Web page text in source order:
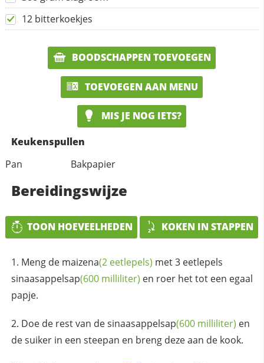
12 bitterkoekjes
BOODSCHAPPEN TOEVOEGEN
TOEVOEGEN AAN MENU
MIS JE NOG IETS?
Keukenspullen
Pan
Bakpapier
Bereidingswijze
TOON HOEVEELHEDEN KOKEN IN STAPPEN
Meng de maizena(2 eetlepels) met 3 eetlepels
sinaasappelsap(600 milliliter) en roer het tot een egaal
papje.
Doe de rest van desinaasappelsap(600 milliliter) en
de suiker in een steepan en breng deze aan de kook.